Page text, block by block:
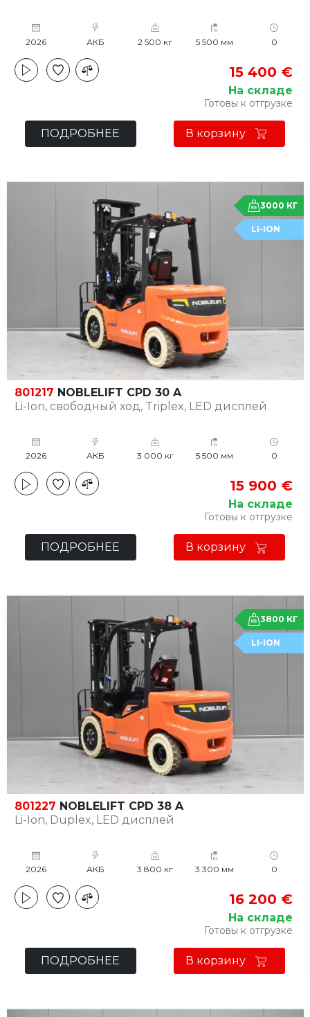
2026 АКБ 2 500 кг 5 500 мм 0
15 400 €
На складе
Готовы к отгрузке
ПОДРОБНЕЕ В корзину
3000 КГ
LI-ION
801217 NOBLELIFT CPD 30 A
Li-Ion, свободный ход, Triplex, LED дисплей
2026 АКБ 3 000 кг 5 500 мм 0
15 900 €
На складе
Готовы к отгрузке
ПОДРОБНЕЕ В корзину
3800 КГ
LI-ION
801227 NOBLELIFT CPD 38 A
Li-Ion, Duplex, LED дисплей
2026 АКБ 3 800 кг 3 300 мм 0
16 200 €
На складе
Готовы к отгрузке
ПОДРОБНЕЕ В корзину